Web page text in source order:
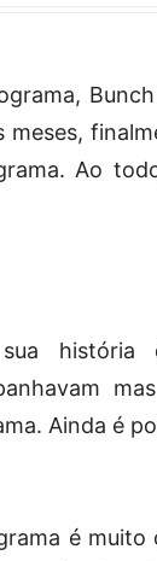
meses,
Ao
história
Ainda é
é muito